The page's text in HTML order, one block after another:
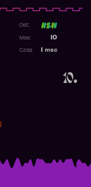
10.
Ost:
10
Max:
msc
Czas: